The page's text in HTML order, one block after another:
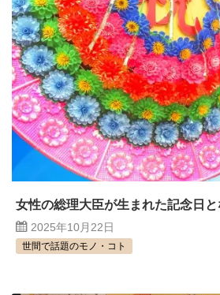
女性の総理大臣が生まれた記念日
2025年10月22日
世間で話題のモノ・コト